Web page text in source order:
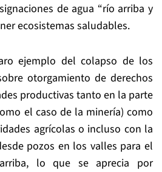
de agua “río arriba y
ecosistemas saludables.
ejemplo del colapso de los
otorgamiento de derechos
productivas tanto en la parte
el caso de la minería) como
agrícolas o incluso con la
pozos en los valles para el
lo que se aprecia por